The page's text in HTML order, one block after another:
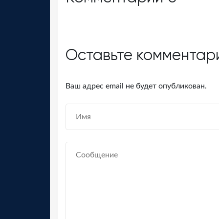
Оставьте
Ваш адрес email не будет опубликован.